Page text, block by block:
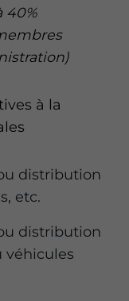
40%
à la
distribution
etc.
distribution
véhicules